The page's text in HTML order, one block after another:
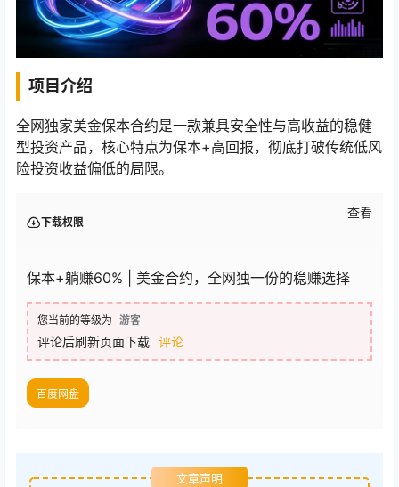
项目介绍
全网独家美金保本合约是一款兼具安全性与高收益的稳健
型投资产品，核心特点为保本+高回报，彻底打破传统低风
险投资收益偏低的局限。
下载权限
查看
保本+躺赚60% | 美金合约，全网独一份的稳赚选择
您当前的等级为 游客
评论后刷新页面下载 评论
百度网盘
文章声明